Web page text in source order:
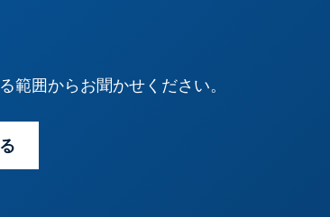
範囲からお聞かせください。